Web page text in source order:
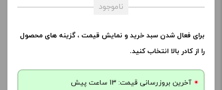
ناموجود
برای فعال شدن سبد خرید و نمایش قیمت ، گزینه های محصول
را از کادر بالا انتخاب کنید.
آخرین بروزرسانی قیمت: 13 ساعت پیش